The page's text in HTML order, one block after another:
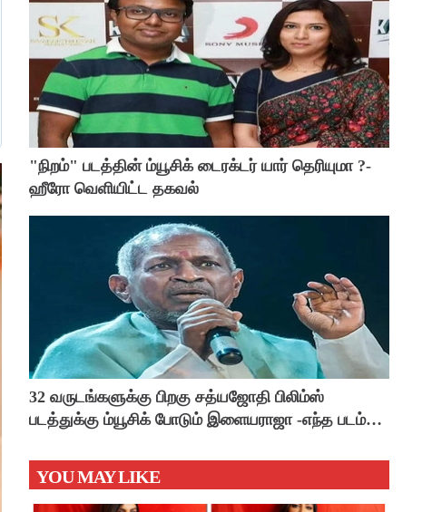
"நிறம்" படத்தின் ம்யூசிக் டைரக்டர் யார் தெரியுமா ?-
ஹீரோ வெளியிட்ட தகவல்
32 வருடங்களுக்கு பிறகு சத்யஜோதி பிலிம்ஸ்
படத்துக்கு ம்யூசிக் போடும் இளையராஜா -எந்த படம்
YOU MAY LIKE